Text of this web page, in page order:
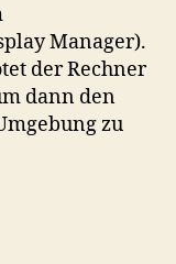
Manager).
der Rechner
dann den
zu